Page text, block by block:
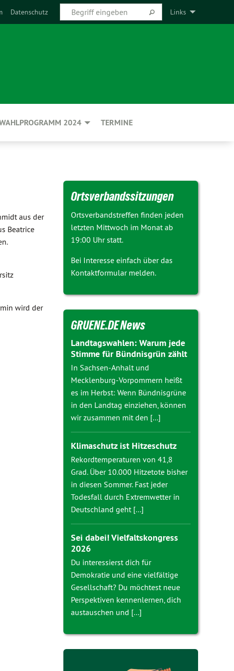
Links
Datenschutz
2024 TERMINE
aus der
Beatrice
wird der
Ortsverbandssitzungen
Ortsverbandstreffen finden jeden
letzten Mittwoch im Monat ab
19:00 Uhr statt.
Bei Interesse einfach über das
Kontaktformular melden.
GRUENE.DE News
Landtagswahlen: Warum jede
Stimme für Bündnisgrün zählt
In Sachsen-Anhalt und
Mecklenburg-Vorpommern heißt
es im Herbst: Wenn Bündnisgrüne
in den Landtag einziehen, können
wir zusammen mit den [...]
Klimaschutz ist Hitzeschutz
Rekordtemperaturen von 41,8
Grad. Über 10.000 Hitzetote bisher
in diesen Sommer. Fast jeder
Todesfall durch Extremwetter in
Deutschland geht [...]
Sei dabei! Vielfaltskongress
2026
Du interessierst dich für
Demokratie und eine vielfältige
Gesellschaft? Du möchtest neue
Perspektiven kennenlernen, dich
austauschen und [...]